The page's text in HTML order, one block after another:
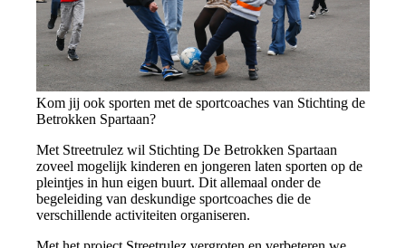
Kom jij ook sporten met de sportcoaches van Stichting de
Betrokken Spartaan?
Met Streetrulez wil Stichting De Betrokken Spartaan
zoveel mogelijk kinderen en jongeren laten sporten op de
pleintjes in hun eigen buurt. Dit allemaal onder de
begeleiding van deskundige sportcoaches die de
verschillende activiteiten organiseren.